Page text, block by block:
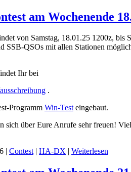
am Wochenende
von Samstag, 18.01.25 1200z,
SSB-QSOs mit allen Stationen
Ihr bei
.
Programm Win-Testeingebaut.
sich über Eure Anrufe sehr freuen!
| Contest| HA-DX | Weiterlesen